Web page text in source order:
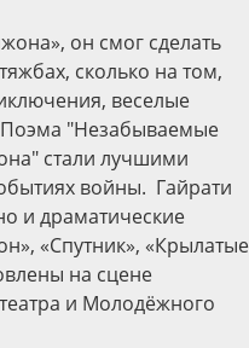
он смог сделать
сколько на том,
веселые
"Незабываемые
стали лучшими
войны. Гайрати
и драматические
«Спутник», «Крылатые
на сцене
и Молодёжного